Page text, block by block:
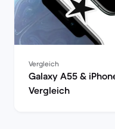
Vergleich
Galaxy A55 &
Vergleich